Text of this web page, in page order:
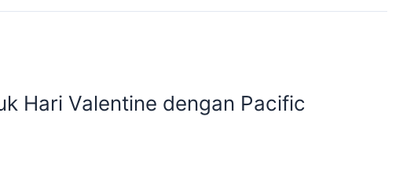
Hari Valentine dengan Pacific